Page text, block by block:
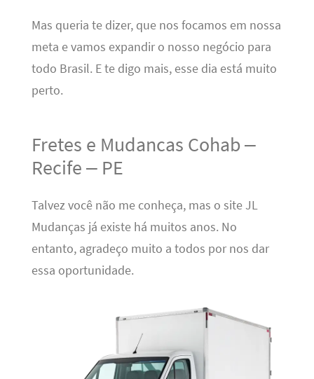
Mas queria te dizer, que nos focamos em nossa
meta e vamos expandir o nosso negócio para
todo Brasil. E te digo mais, esse dia está muito
perto.
Fretes e Mudancas Cohab –
Recife – PE
Talvez você não me conheça, mas o site JL
Mudanças já existe há muitos anos. No
entanto, agradeço muito a todos por nos dar
essa oportunidade.